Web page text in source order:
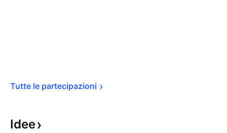
Tutte le partecipazioni
Idee